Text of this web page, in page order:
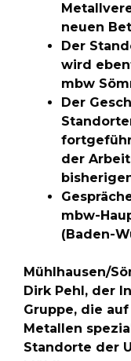
neuen
Der
wird
mbw
Der
der
mbw-
(Baden-
Mühlhausen/
Dirk Pehl, der
Gruppe, die
Metallen
Standorte der